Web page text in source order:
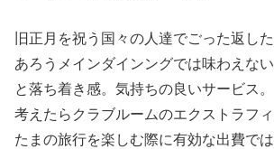
旧正月を祝う国々の人達でごった返し
あろうメインダインングでは味わえな
と落ち着き感。気持ちの良いサービス
考えたらクラブルームのエクストラフィ
たまの旅行を楽しむ際に有効な出費で